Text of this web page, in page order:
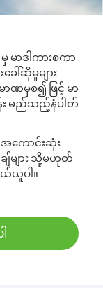
မာဒါကားစကာ
ါ်ဆိုမှုများ
ာဏမှစ၍ ဖြင့် မာ
း မည်သည့်နံပါတ်
ကောင်းဆုံး
ျ်များ သို့မဟုတ်
ယူပါ။